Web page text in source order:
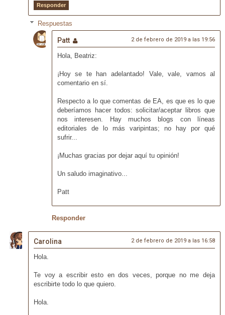
Responder
Respuestas
Patt 2 de febrero de 2019 a las 19:56
Hola, Beatriz:
¡Hoy se te han adelantado! Vale, vale, vamos al
comentario en sí.
Respecto a lo que comentas de EA, es que es lo que
deberíamos hacer todos: solicitar/aceptar libros que
nos interesen. Hay muchos blogs con líneas
editoriales de lo más varipintas; no hay por qué
sufrir...
¡Muchas gracias por dejar aquí tu opinión!
Un saludo imaginativo...
Patt
Responder
Carolina 2 de febrero de 2019 a las 16:58
Hola.
Te voy a escribir esto en dos veces, porque no me deja
escribirte todo lo que quiero.
Hola.